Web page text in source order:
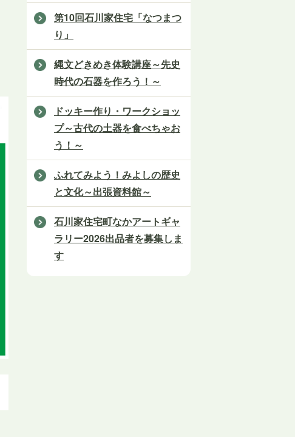
第10回石川家住宅「なつまつ
り」
縄文どきめき体験講座～先史
時代の石器を作ろう！～
ドッキー作り・ワークショッ
プ～古代の土器を食べちゃお
う！～
ふれてみよう！みよしの歴史
と文化～出張資料館～
石川家住宅町なかアートギャ
ラリー2026出品者を募集しま
す